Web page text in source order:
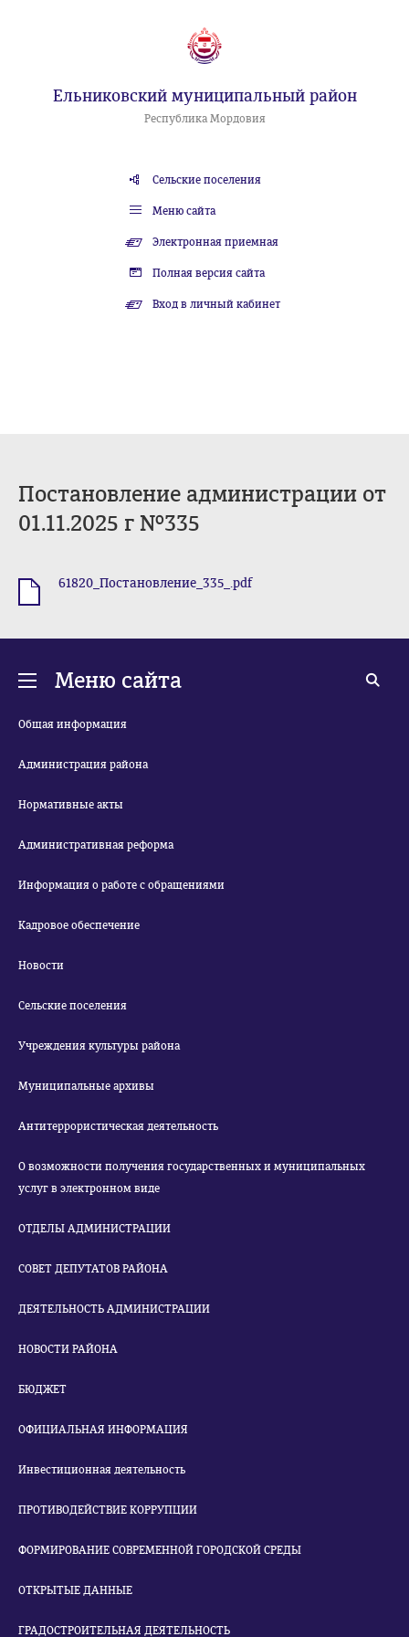
Ельниковский муниципальный район
Республика Мордовия
Сельские поселения
Меню сайта
Электронная приемная
Полная версия сайта
Вход в личный кабинет
Постановление администрации от
01.11.2025 г №335
61820_Постановление_335_.pdf
Меню сайта
Общая информация
Администрация района
Нормативные акты
Административная реформа
Информация о работе с обращениями
Кадровое обеспечение
Новости
Сельские поселения
Учреждения культуры района
Муниципальные архивы
Антитеррористическая деятельность
О возможности получения государственных и муниципальных
услуг в электронном виде
ОТДЕЛЫ АДМИНИСТРАЦИИ
СОВЕТ ДЕПУТАТОВ РАЙОНА
ДЕЯТЕЛЬНОСТЬ АДМИНИСТРАЦИИ
НОВОСТИ РАЙОНА
БЮДЖЕТ
ОФИЦИАЛЬНАЯ ИНФОРМАЦИЯ
Инвестиционная деятельность
ПРОТИВОДЕЙСТВИЕ КОРРУПЦИИ
ФОРМИРОВАНИЕ СОВРЕМЕННОЙ ГОРОДСКОЙ СРЕДЫ
ОТКРЫТЫЕ ДАННЫЕ
ГРАДОСТРОИТЕЛЬНАЯ ДЕЯТЕЛЬНОСТЬ